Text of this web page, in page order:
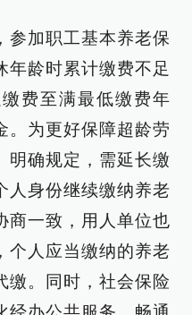
参加职工基本养老保
年龄时累计缴费不足
费至满最低缴费年
。为更好保障超龄劳
明确规定，需延长缴
人身份继续缴纳养老
商一致，用人单位也
个人应当缴纳的养老
缴。同时，社会保险